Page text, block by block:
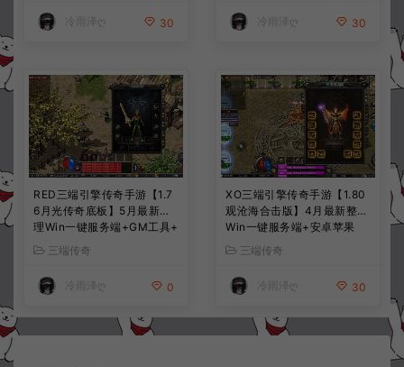
冷雨泽ღ 30 冷雨泽ღ 30
RED三端引擎传奇手游【1.7
6月光传奇底板】5月最新整
理Win一键服务端+GM工具+
PC安卓苹果+详细搭建教程
三端传奇
冷雨泽ღ 0
XO三端引擎传奇手游【1.80
观沧海合击版】4月最新整理
Win一键服务端+安卓苹果
+详细搭建教程
三端传奇
冷雨泽ღ 30